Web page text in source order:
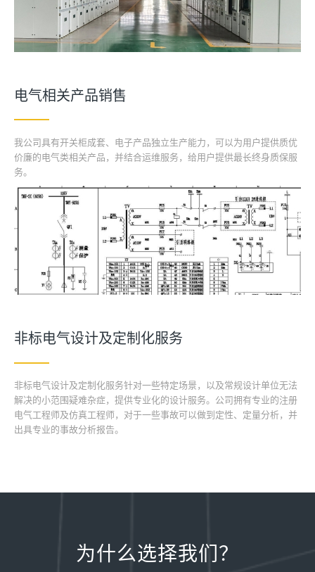
电气相关产品销售
我公司具有开关柜成套、电子产品独立生产能力，可以为用户提供质优
价廉的电气类相关产品，并结合运维服务，给用户提供最长终身质保服
务。
非标电气设计及定制化服务
非标电气设计及定制化服务针对一些特定场景，以及常规设计单位无法
解决的小范围疑难杂症，提供专业化的设计服务。公司拥有专业的注册
电气工程师及仿真工程师，对于一些事故可以做到定性、定量分析，并
出具专业的事故分析报告。
为什么选择我们？